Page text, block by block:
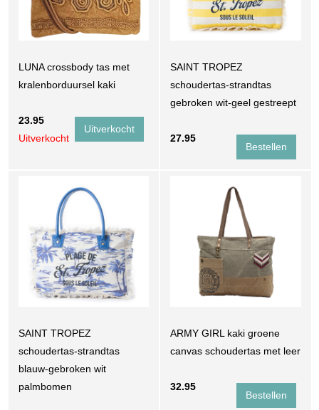
LUNA crossbody tas met
kralenborduursel kaki
23.95
Uitverkocht
SAINT TROPEZ
schoudertas-strandtas
gebroken wit-geel gestreept
27.95
SAINT TROPEZ
schoudertas-strandtas
blauw-gebroken wit
palmbomen
ARMY GIRL kaki groene
canvas schoudertas met leer
32.95